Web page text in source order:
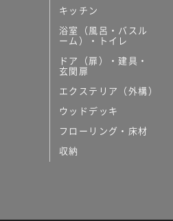
キッチン
浴室（風呂・バスル
ーム）・トイレ
ドア（扉）・建具・
玄関扉
エクステリア（外構）
ウッドデッキ
フローリング・床材
収納